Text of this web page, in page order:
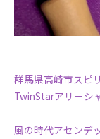
群馬県高崎市スピ
TwinStarアリーシ
風の時代アセンデ